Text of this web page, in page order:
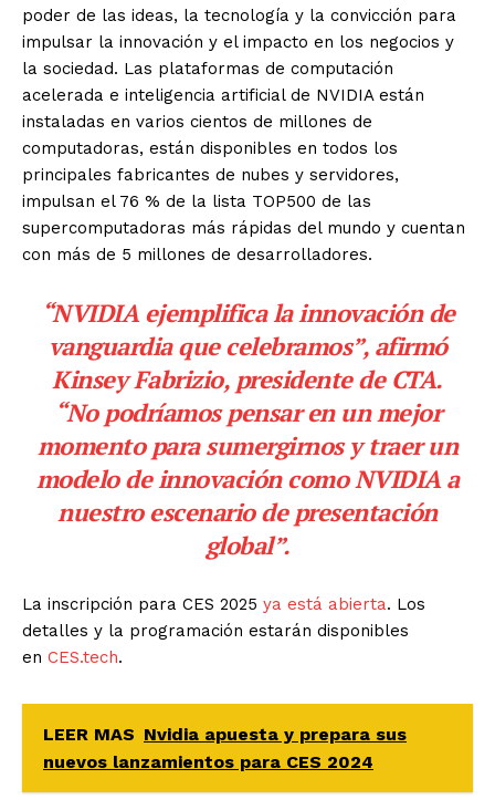
poder de las ideas, la tecnología y la convicción para
impulsar la innovación y el impacto en los negocios y
la sociedad. Las plataformas de computación
acelerada e inteligencia artificial de NVIDIA están
instaladas en varios cientos de millones de
computadoras, están disponibles en todos los
principales fabricantes de nubes y servidores,
impulsan el 76 % de la lista TOP500 de las
supercomputadoras más rápidas del mundo y cuentan
con más de 5 millones de desarrolladores.
“NVIDIA ejemplifica la innovación de
vanguardia que celebramos”, afirmó
Kinsey Fabrizio, presidente de CTA.
“No podríamos pensar en un mejor
momento para sumergirnos y traer un
modelo de innovación como NVIDIA a
nuestro escenario de presentación
global”.
La inscripción para CES 2025 ya está abierta. Los
detalles y la programación estarán disponibles
en CES.tech.
LEER MAS Nvidia apuesta y prepara sus
nuevos lanzamientos para CES 2024